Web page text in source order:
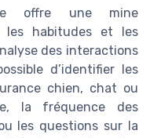
offre une mine
les habitudes et les
des interactions
d’identifier les
chien, chat ou
la fréquence des
les questions sur la